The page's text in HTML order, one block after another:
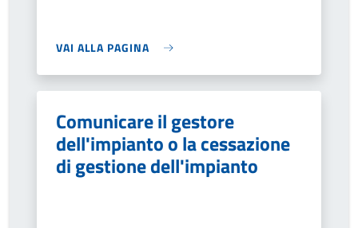
VAI ALLA PAGINA
Comunicare il gestore
dell'impianto o la cessazione
di gestione dell'impianto